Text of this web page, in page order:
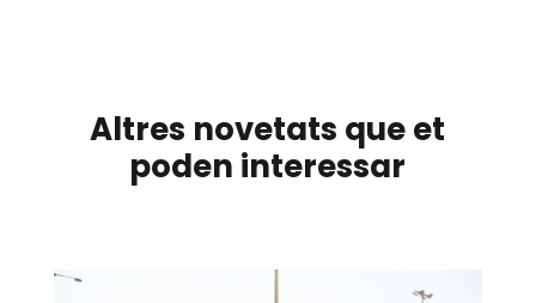
Altres novetats que et
poden interessar